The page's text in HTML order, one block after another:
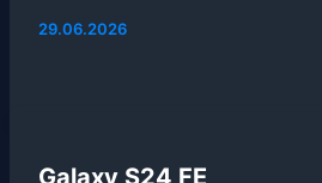
29.06.2026
Galaxy S24 FE